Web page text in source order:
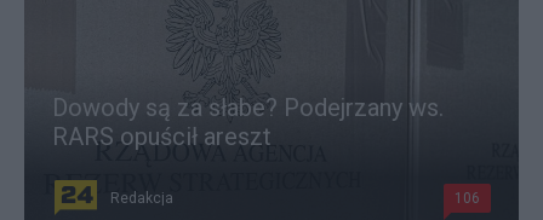
Dowody są za słabe? Podejrzany ws.
RARS opuścił areszt
Redakcja 106